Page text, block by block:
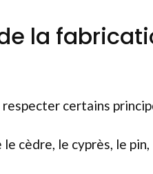
la
certains
le cèdre, le cyprès, le pin,